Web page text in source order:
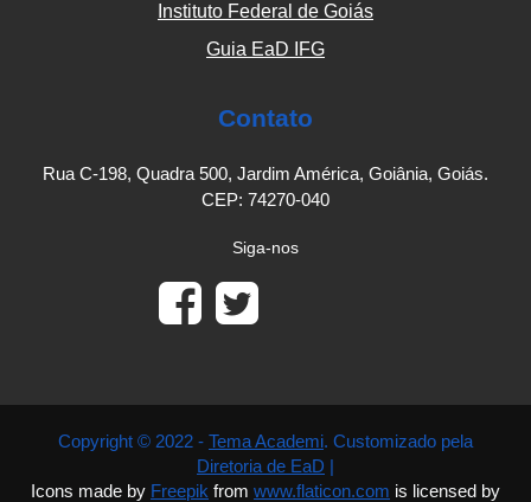
Instituto Federal de Goiás
Guia EaD IFG
Contato
Rua C-198, Quadra 500, Jardim América, Goiânia, Goiás.
CEP: 74270-040
Siga-nos
Copyright © 2022 - Tema Academi. Customizado pela
Diretoria de EaD
Icons made by Freepik from www.flaticon.com is licensed by